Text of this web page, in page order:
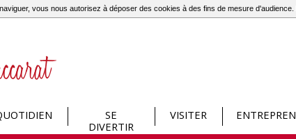
vous nous autorisez à déposer des cookies à des fins de mesure
SE
DIVERTIR
VISITER